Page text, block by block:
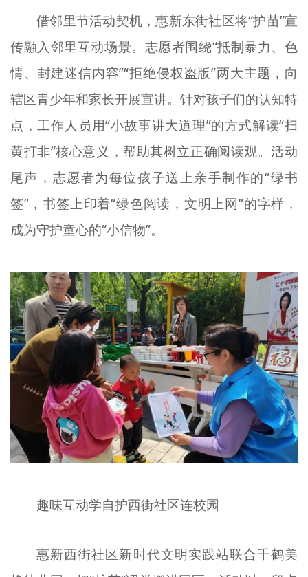
借邻里节活动契机，惠新东街社区将“护苗”宣
传融入邻里互动场景。志愿者围绕“抵制暴力、色
情、封建迷信内容”“拒绝侵权盗版”两大主题，向
辖区青少年和家长开展宣讲。针对孩子们的认知特
点，工作人员用“小故事讲大道理”的方式解读“扫
黄打非”核心意义，帮助其树立正确阅读观。活动
尾声，志愿者为每位孩子送上亲手制作的“绿书
签”，书签上印着“绿色阅读，文明上网”的字样，
成为守护童心的“小信物”。
趣味互动学自护西街社区连校园
惠新西街社区新时代文明实践站联合千鹤美